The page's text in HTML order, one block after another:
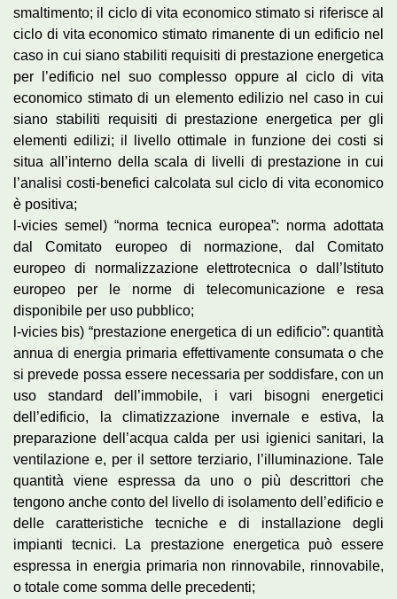
smaltimento; il ciclo di vita economico stimato si riferisce al
ciclo di vita economico stimato rimanente di un edificio nel
caso in cui siano stabiliti requisiti di prestazione energetica
per l’edificio nel suo complesso oppure al ciclo di vita
economico stimato di un elemento edilizio nel caso in cui
siano stabiliti requisiti di prestazione energetica per gli
elementi edilizi; il livello ottimale in funzione dei costi si
situa all’interno della scala di livelli di prestazione in cui
l’analisi costi-benefici calcolata sul ciclo di vita economico
è positiva;
l-vicies semel) “norma tecnica europea”: norma adottata
dal Comitato europeo di normazione, dal Comitato
europeo di normalizzazione elettrotecnica o dall’Istituto
europeo per le norme di telecomunicazione e resa
disponibile per uso pubblico;
l-vicies bis) “prestazione energetica di un edificio”: quantità
annua di energia primaria effettivamente consumata o che
si prevede possa essere necessaria per soddisfare, con un
uso standard dell’immobile, i vari bisogni energetici
dell’edificio, la climatizzazione invernale e estiva, la
preparazione dell’acqua calda per usi igienici sanitari, la
ventilazione e, per il settore terziario, l’illuminazione. Tale
quantità viene espressa da uno o più descrittori che
tengono anche conto del livello di isolamento dell’edificio e
delle caratteristiche tecniche e di installazione degli
impianti tecnici. La prestazione energetica può essere
espressa in energia primaria non rinnovabile, rinnovabile,
o totale come somma delle precedenti;